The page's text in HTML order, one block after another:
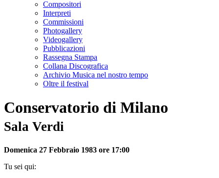
Compositori
Interpreti
Commissioni
Photogallery
Videogallery
Pubblicazioni
Rassegna Stampa
Collana Discografica
Archivio Musica nel nostro tempo
Oltre il festival
Conservatorio di Milano
Sala Verdi
Domenica 27 Febbraio 1983 ore 17:00
Tu sei qui: